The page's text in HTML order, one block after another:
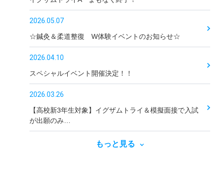
2026.05.07
☆鍼灸＆柔道整復 W体験イベントのお知らせ☆
2026.04.10
スペシャルイベント開催決定！！
2026.03.26
【高校新3年生対象】イグザムトライ＆模擬面接で入試
が出願のみ…
もっと見る